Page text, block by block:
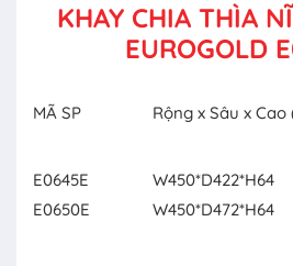
KHAY CHIA THÌA
EUROGOLD
MÃ SP Rộng x Sâu x
E0645E W450*D422*H64
E0650E
W450*D472*H64